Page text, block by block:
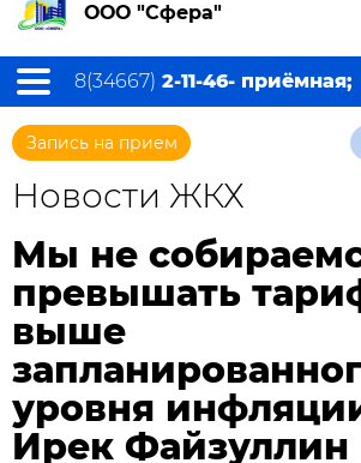
ООО "Сфера"
8(34667) 2-11-46- приёмная;
Запись на прием
Новости ЖКХ
Мы не
превышать
выше
уровня
Ирек Файзуллин